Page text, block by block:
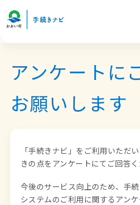
アンケートに
お願いします
「手続きナビ」をご利用いただ
きの点をアンケートにてご回答く
今後のサービス向上のため、手
システムのご利用に関するアン